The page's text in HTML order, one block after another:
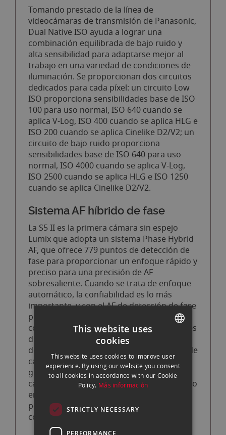
Tomando prestado de la línea de
videocámaras de transmisión de Panasonic,
Dual Native ISO ayuda a lograr una
combinación equilibrada de bajo ruido y
alta sensibilidad para adaptarse mejor al
trabajo en una variedad de condiciones de
iluminación. Se proporcionan dos circuitos
dedicados para cada píxel: un circuito Low
ISO proporciona sensibilidades base de ISO
100 para uso normal, ISO 640 cuando se
aplica V-Log, ISO 400 cuando se aplica HLG e
ISO 200 cuando se aplica Cinelike D2/V2; un
circuito de bajo ruido proporciona
sensibilidades base de ISO 640 para uso
normal, ISO 4000 cuando se aplica V-Log,
ISO 2500 cuando se aplica HLG e ISO 1250
cuando se aplica Cinelike D2/V2.
Sistema AF híbrido de fase
La S5 II es la primera cámara sin espejo
Lumix que adopta un sistema Phase Hybrid
AF, que ofrece 779 puntos de detección de
fase para proporcionar un enfoque rápido y
preciso para una precisión de AF
sobresaliente. Cuando se trata de enfoque
automático, la confiabilidad es lo más
importante, y con el AF de detección de fase
puede complementar y seguir
completamente al sujeto en seis situaciones
diferentes que hasta ahora habían sido un
desafío para los sistemas convencionales de
capturar. Ya sea tomando fotografías o
grabando videos, esto significa que el S5 II
captura persistentemente al sujeto deseado
en escenas difíciles que involucran a varias
personas en entornos con poca luz o a
contraluz.
CATALAN
This website uses
cookies
This website uses cookies to improve user
experience. By using our website you consent
to all cookies in accordance with our Cookie
Policy. Más información
STRICTLY NECESSARY
PERFORMANCE